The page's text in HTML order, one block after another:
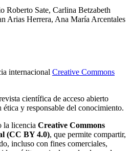
Roberto Sate, Carlina Betzabeth
Arias Herrera, Ana María Arcentales
internacional Creative Commons
científica de acceso abierto
y responsable del conocimiento.
la licencia Creative Commons
(CC BY 4.0), que permite compartir,
incluso con fines comerciales,